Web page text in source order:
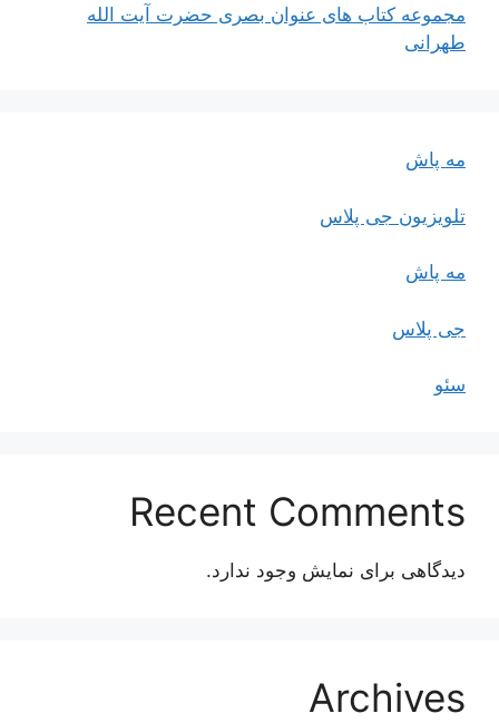
مجموعه کتاب های عنوان بصری حضرت آیت الله
طهرانی
مه پاش
تلویزیون جی پلاس
مه پاش
جی پلاس
سئو
Recent Comments
دیدگاهی برای نمایش وجود ندارد.
Archives